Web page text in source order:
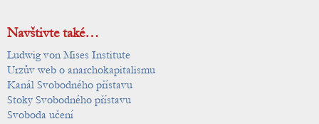
Navštivte také…
Ludwig von Mises Institute
Urzův web o anarchokapitalismu
Kanál Svobodného přístavu
Stoky Svobodného přístavu
Svoboda učení